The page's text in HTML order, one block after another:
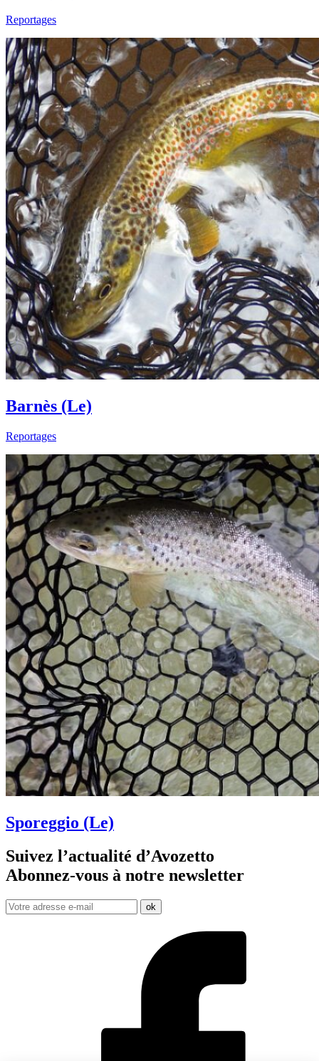
Reportages
Barnès (Le)
Reportages
Sporeggio (Le)
Suivez l’actualité d’Avozetto
Abonnez-vous à notre newsletter